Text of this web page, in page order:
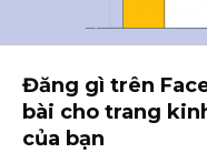
Đăng gì trên
bài cho trang
của bạn